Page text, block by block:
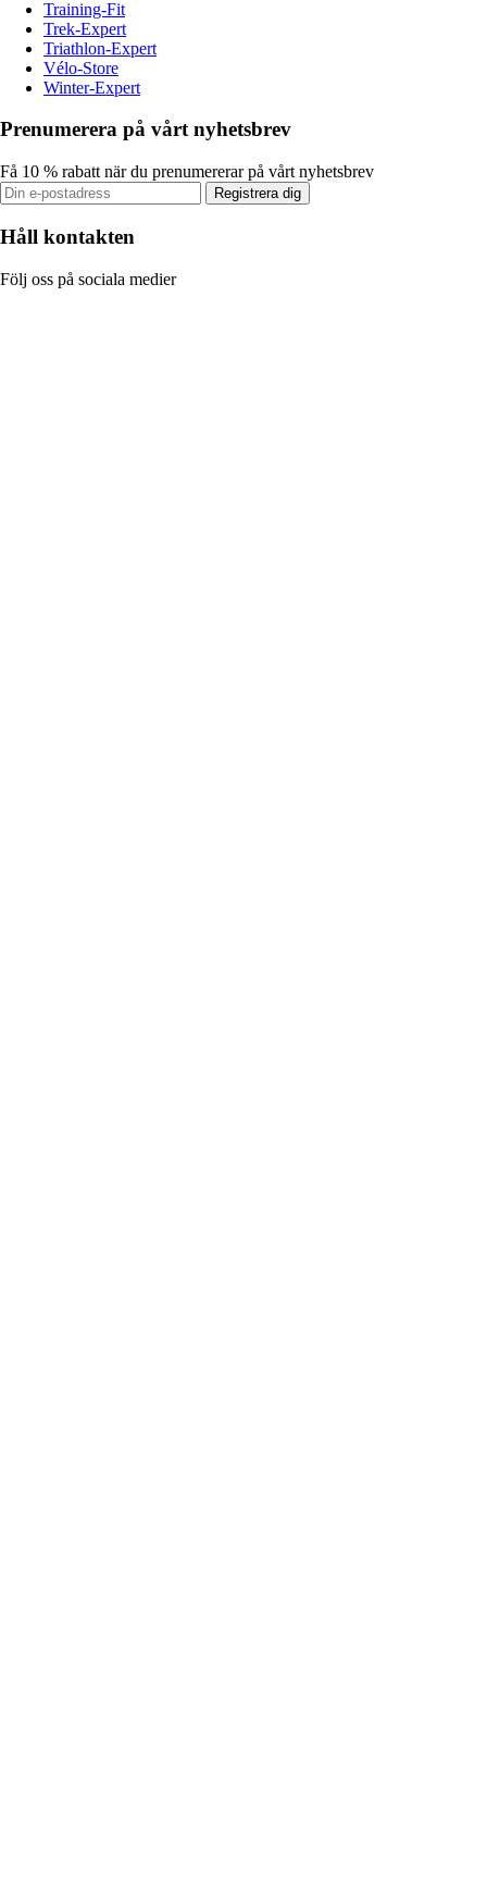
Training-Fit
Trek-Expert
Triathlon-Expert
Vélo-Store
Winter-Expert
Prenumerera på vårt nyhetsbrev
Få 10 % rabatt när du prenumererar på vårt nyhetsbrev
Registrera dig
Håll kontakten
Följ oss på sociala medier